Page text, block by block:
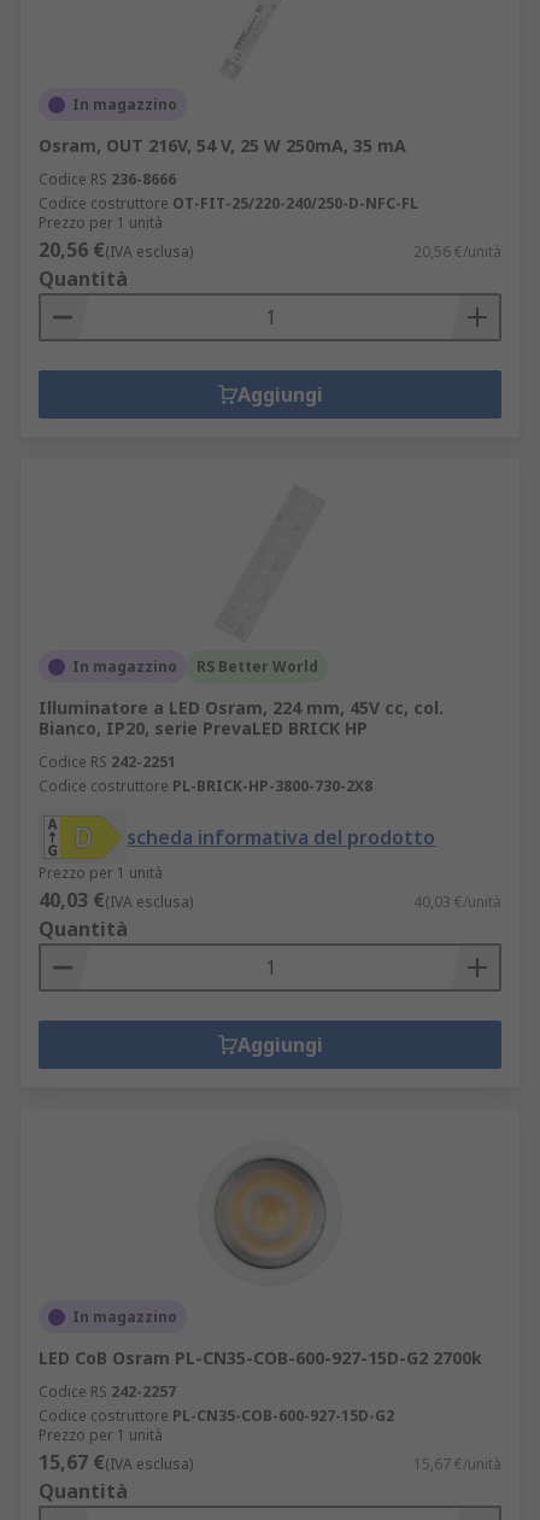
In magazzino
Osram, OUT 216V, 54 V, 25 W 250mA, 35 mA
Codice RS 236-8666
Codice costruttore OT-FIT-25/220-240/250-D-NFC-FL
Prezzo per 1 unità
20,56 €(IVA esclusa) 20,56 €/unità
Quantità
Aggiungi
In magazzino RS Better World
Illuminatore a LED Osram, 224 mm, 45V cc, col.
Bianco, IP20, serie PrevaLED BRICK HP
Codice RS 242-2251
Codice costruttore PL-BRICK-HP-3800-730-2X8
scheda informativa del prodotto
Prezzo per 1 unità
40,03 €(IVA esclusa) 40,03 €/unità
Quantità
Aggiungi
In magazzino
LED CoB Osram PL-CN35-COB-600-927-15D-G2 2700k
Codice RS 242-2257
Codice costruttore PL-CN35-COB-600-927-15D-G2
Prezzo per 1 unità
15,67 €(IVA esclusa) 15,67 €/unità
Quantità